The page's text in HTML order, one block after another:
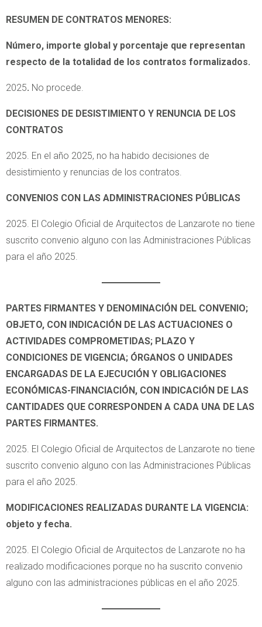
RESUMEN DE CONTRATOS MENORES:
Número, importe global y porcentaje que representan
respecto de la totalidad de los contratos formalizados.
2025. No procede.
DECISIONES DE DESISTIMIENTO Y RENUNCIA DE LOS
CONTRATOS
2025. En el año 2025, no ha habido decisiones de
desistimiento y renuncias de los contratos.
CONVENIOS CON LAS ADMINISTRACIONES PÚBLICAS
2025. El Colegio Oficial de Arquitectos de Lanzarote no tiene
suscrito convenio alguno con las Administraciones Públicas
para el año 2025.
PARTES FIRMANTES Y DENOMINACIÓN DEL CONVENIO;
OBJETO, CON INDICACIÓN DE LAS ACTUACIONES O
ACTIVIDADES COMPROMETIDAS; PLAZO Y
CONDICIONES DE VIGENCIA; ÓRGANOS O UNIDADES
ENCARGADAS DE LA EJECUCIÓN Y OBLIGACIONES
ECONÓMICAS-FINANCIACIÓN, CON INDICACIÓN DE LAS
CANTIDADES QUE CORRESPONDEN A CADA UNA DE LAS
PARTES FIRMANTES.
2025. El Colegio Oficial de Arquitectos de Lanzarote no tiene
suscrito convenio alguno con las Administraciones Públicas
para el año 2025.
MODIFICACIONES REALIZADAS DURANTE LA VIGENCIA:
objeto y fecha.
2025. El Colegio Oficial de Arquitectos de Lanzarote no ha
realizado modificaciones porque no ha suscrito convenio
alguno con las administraciones públicas en el año 2025.